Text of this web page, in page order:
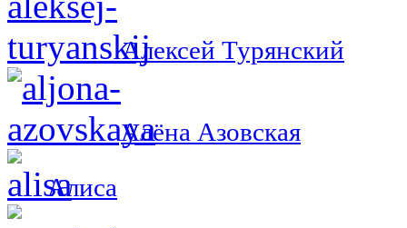
Алексей Турянский
Алёна Азовская
Алиса